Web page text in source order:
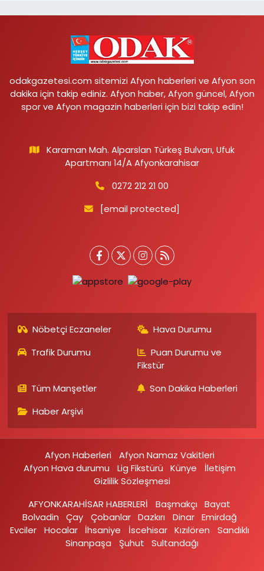
odakgazetesi.com sitemizi Afyon haberleri ve Afyon son
dakika için takip ediniz. Afyon haber, Afyon güncel, Afyon
spor ve Afyon magazin haberleri için bizi takip edin!
Karaman Mah. Alparslan Türkeş Bulvarı, Ufuk
Apartmanı 14/A Afyonkarahisar
0272 212 21 00
[email protected]
Nöbetçi Eczaneler
Hava Durumu
Trafik Durumu
Puan Durumu ve
Fikstür
Tüm Manşetler
Son Dakika Haberleri
Haber Arşivi
Afyon Haberleri
Afyon Namaz Vakitleri
Afyon Hava durumu
Lig Fikstürü Künye
İletişim
Gizlilik Sözleşmesi
AFYONKARAHİSAR HABERLERİ
Başmakçı
Bayat
Bolvadin
Çay Çobanlar Dazkırı Dinar Emirdağ‎
Evciler‎
Hocalar İhsaniye‎ İscehisar Kızılören‎
Sandıklı‎
Sinanpaşa
Şuhut Sultandağı